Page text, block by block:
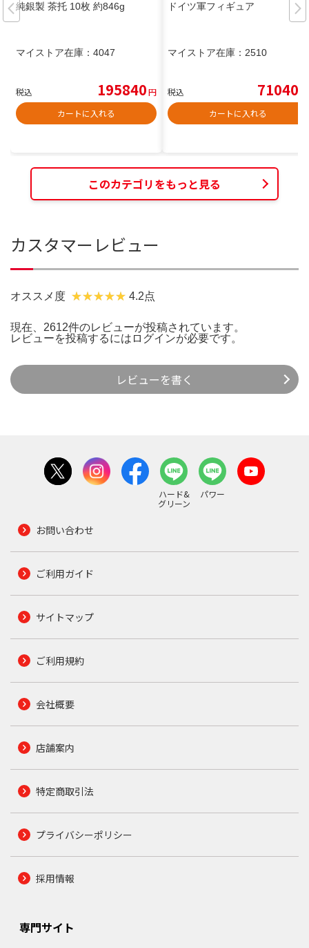
純銀製 茶托 10枚 約846g
マイストア在庫： 4047
税込 195840円
カートに入れる
ドイツ軍フィギュア
マイストア在庫： 2510
税込 71040
カートに入れる
このカテゴリをもっと見る
カスタマーレビュー
オススメ度 4.2点
現在、2612件のレビューが投稿されています。
レビューを投稿するには ログインが必要です。
レビューを書く
ハード&
グリーン
パワー
お問い合わせ
ご利用ガイド
サイトマップ
ご利用規約
会社概要
店舗案内
特定商取引法
プライバシーポリシー
採用情報
専門サイト